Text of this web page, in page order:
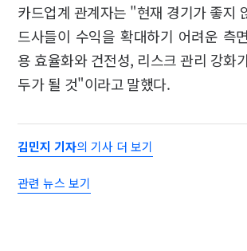
카드업계 관계자는 "현재 경기가 좋지
드사들이 수익을 확대하기 어려운 측
용 효율화와 건전성, 리스크 관리 강화
두가 될 것"이라고 말했다.
김민지 기자의 기사 더 보기
관련 뉴스 보기